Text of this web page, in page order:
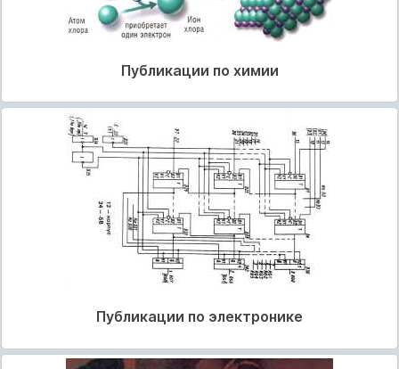
Публикации по химии
Публикации по электронике